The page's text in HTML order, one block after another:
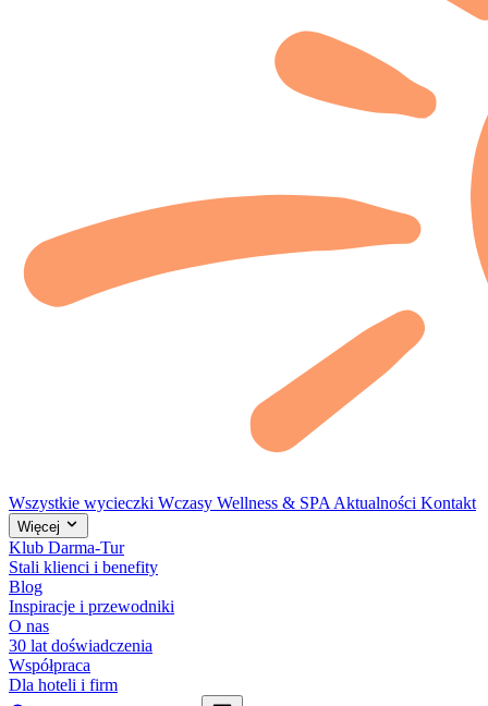
Wszystkie wycieczki Wczasy Wellness & SPA Aktualności Kontakt
Więcej
Klub Darma-Tur
Stali klienci i benefity
Blog
Inspiracje i przewodniki
O nas
30 lat doświadczenia
Współpraca
Dla hoteli i firm